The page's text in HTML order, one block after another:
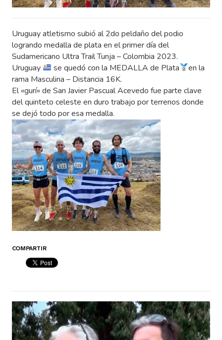
Uruguay atletismo subió al 2do peldaño del podio
logrando medalla de plata en el primer día del
Sudamericano Ultra Trail Tunja – Colombia 2023.
Uruguay
se quedó con la MEDALLA de Plata
en la
rama Masculina – Distancia 16K.
El «gurí» de San Javier Pascual Acevedo fue parte clave
del quinteto celeste en duro trabajo por terrenos donde
se dejó todo por esa medalla.
COMPARTIR